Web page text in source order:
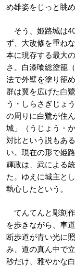
め雄姿をじっと眺め
そう、姫路城は
ず、大改修を重ね
本に現存する最大
さ。白漆喰総塗籠
法で外壁を塗り籠
群は翼を広げた白
う・しらさぎじょ
の周りに白鷺が住
城」（うじょう・
対比という説もあ
い。現在の形で姫
輝政は、武による
た。ゆえに城主と
執心したという。
てんてんと彫刻
を歩きながら、車
断歩道が青い光に
み、道の真ん中で
秒だけ、雅やかな